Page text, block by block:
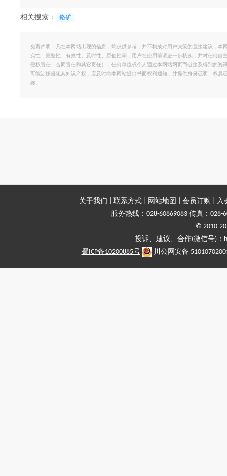
相关搜索： 铬矿
免责声明：凡在本网站出现的信息，均仅供参考，并不构成对用户决策的直接建议，
实性、完整性、有效性、及时性、原创性等，用户在使用前请进一步核实，并对任何
侵权责任、合同责任和其它责任）；任何单位或个人通过本网站网页而链接及得到的
可能涉嫌侵犯其知识产权，应及时向本网站提出书面权利通知，并提供身份证明、权
接。
关于我们 联系方式 网站地图 会员订购
入
服务热线：028-60869083 传真：028-
© 2010-
投诉、建议、合作(微信号)
蜀ICP备10200885号
川公网安备